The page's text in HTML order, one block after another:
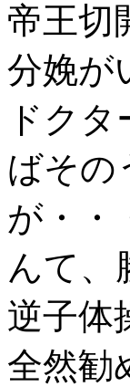
帝王切
分娩が
ドク
ばその
が・・
んて、
逆子体
全然勧